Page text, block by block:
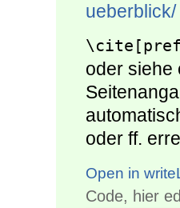
ueberblick/
oder siehe
oder ff.
Open in
Code, hier